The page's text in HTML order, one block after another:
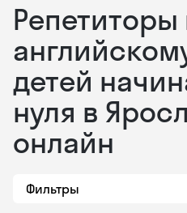
Репетиторы
детей
нуля в
онлайн
Фильтры
Skysmart Chat